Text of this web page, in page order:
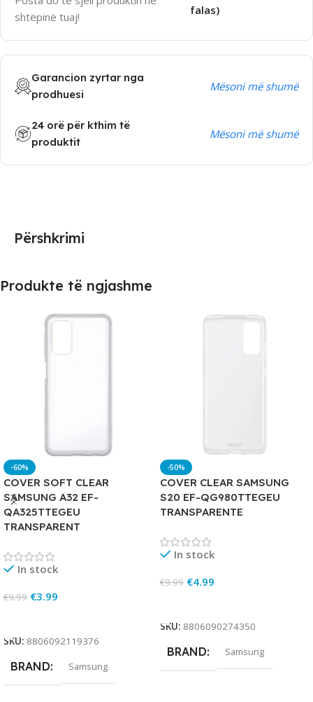
shtëpinë tuaj!
falas)
Garancion zyrtar nga
prodhuesi
Mësoni më shumë
24 orë për kthim të
produktit
Mësoni më shumë
Përshkrimi
Produkte të ngjashme
-60%
COVER SOFT CLEAR
SAMSUNG A32 EF-
QA325TTEGEU
TRANSPARENT
In stock
€9.99 €3.99
SKU: 8806092119376
BRAND Samsung
-50%
COVER CLEAR SAMSUNG
S20 EF-QG980TTEGEU
TRANSPARENTE
In stock
€9.99 €4.99
SKU: 8806090274350
BRAND Samsung